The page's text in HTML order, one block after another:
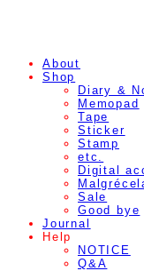
About
Shop
Diary &
Memopad
Tape
Sticker
Stamp
etc.
Digital
Sale
Good bye
Journal
Help
NOTICE
Q&A